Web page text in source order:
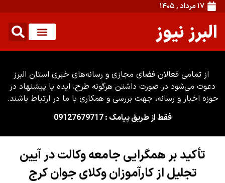
۱۷ مرداد , ۱۴۰۵
البرز نیوز
از تمامی فعالان فضای مجازی و رسانه‌های خبری استان البرز
دعوت می‌شود در صورت داشتن هرگونه طرح، ایده یا پیشنهاد در
حوزه اخبار و رسانه، جهت بررسی و همکاری با ما در ارتباط باشند.
فقط از طریق پیامک : 09127679717
تأکید بر همگرایی جامعه وکالت در آیین
تجلیل از کارآموزان وکلای جوان کرج